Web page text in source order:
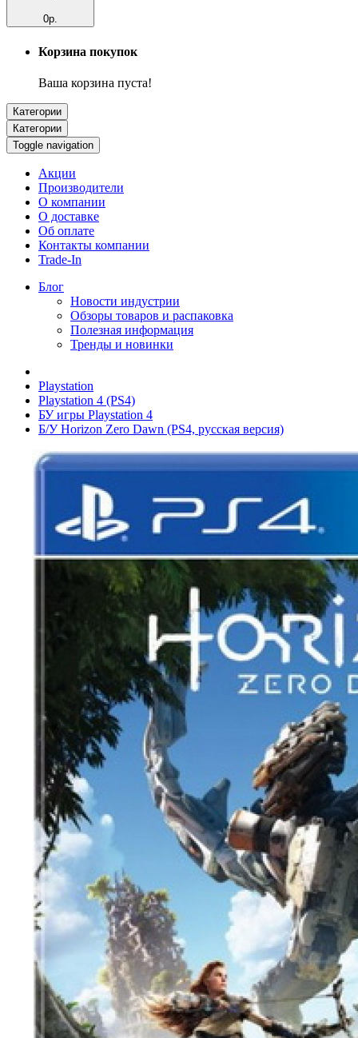
0р.
Корзина покупок
Ваша корзина пуста!
Категории
Категории
Toggle navigation
Акции
Производители
О компании
О доставке
Об оплате
Контакты компании
Trade-In
Блог
Новости индустрии
Обзоры товаров и распаковка
Полезная информация
Тренды и новинки
Playstation
Playstation 4 (PS4)
БУ игры Playstation 4
Б/У Horizon Zero Dawn (PS4, русская версия)